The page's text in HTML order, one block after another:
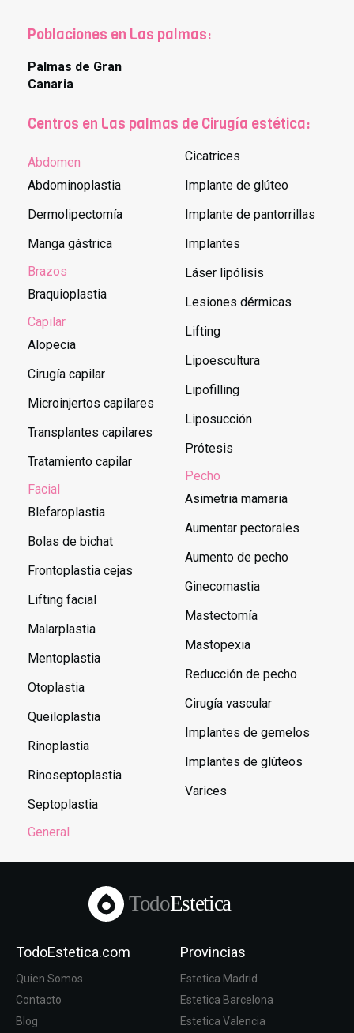
Poblaciones en Las palmas:
Palmas de Gran
Canaria
Centros en Las palmas de Cirugía estética:
Abdomen
Abdominoplastia
Dermolipectomía
Manga gástrica
Brazos
Braquioplastia
Capilar
Alopecia
Cirugía capilar
Microinjertos capilares
Transplantes capilares
Tratamiento capilar
Facial
Blefaroplastia
Bolas de bichat
Frontoplastia cejas
Lifting facial
Malarplastia
Mentoplastia
Otoplastia
Queiloplastia
Rinoplastia
Rinoseptoplastia
Septoplastia
General
Cicatrices
Implante de glúteo
Implante de pantorrillas
Implantes
Láser lipólisis
Lesiones dérmicas
Lifting
Lipoescultura
Lipofilling
Liposucción
Prótesis
Pecho
Asimetria mamaria
Aumentar pectorales
Aumento de pecho
Ginecomastia
Mastectomía
Mastopexia
Reducción de pecho
Cirugía vascular
Implantes de gemelos
Implantes de glúteos
Varices
TodoEstetica
TodoEstetica.com
Quien Somos
Contacto
Blog
Provincias
Estetica Madrid
Estetica Barcelona
Estetica Valencia